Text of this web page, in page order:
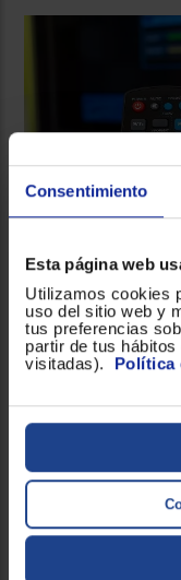
Consentimiento
Esta página web
Utilizamos cookies
uso del sitio web y
tus preferencias
partir de tus
visitadas). Política
Comodidades
DVD
Con tus
reproductor, o
de forma
Además, podrás
BluRay portátil
Así,